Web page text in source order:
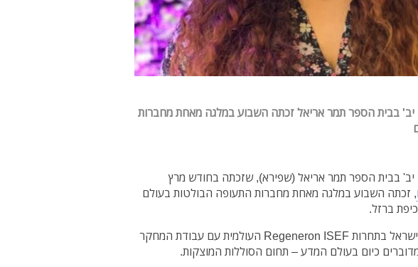
יב' בבית הספר תמר אריאל זכתה השבוע במלגה מאחת מחברות
יב' בבית הספר תמר אריאל (שפירא), שזכתה בחודש מרץ
, זכתה השבוע במלגה מאחת מחברות התעופה הבולטות בעולם
ברזל.
אריאל נבחרה לייצג את ישראל בתחרות Regeneron ISEF העולמית עם עבודת המחקר
כיום בעולם המדע – תחום הסוללות המוצקות.